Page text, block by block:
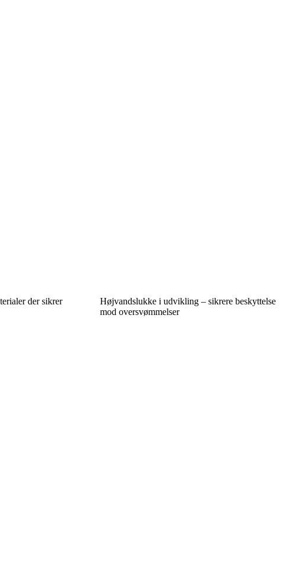
der sikrer
Højvandslukke i udvikling – sikrere beskyttelse
mod oversvømmelser